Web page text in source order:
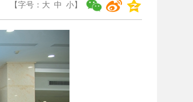
【字号： 大 中 小】